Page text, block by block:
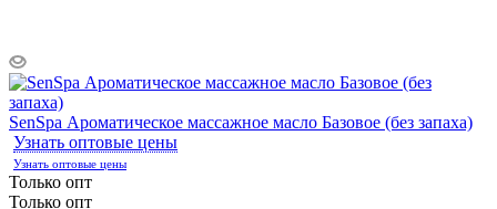
SenSpa Ароматическое массажное масло Базовое (без запаха)
Узнать оптовые цены
Узнать оптовые цены
Только опт
Только опт